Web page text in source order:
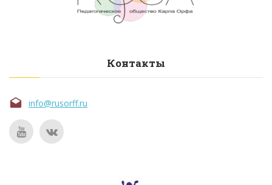
Контакты
info@rusorff.ru